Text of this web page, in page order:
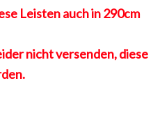
Leisten auch in 290cm
nicht versenden, diese